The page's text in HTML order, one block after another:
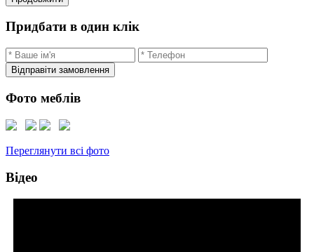
Придбати в один клік
Відправіти замовлення
Фото меблів
Переглянути всі фото
Відео